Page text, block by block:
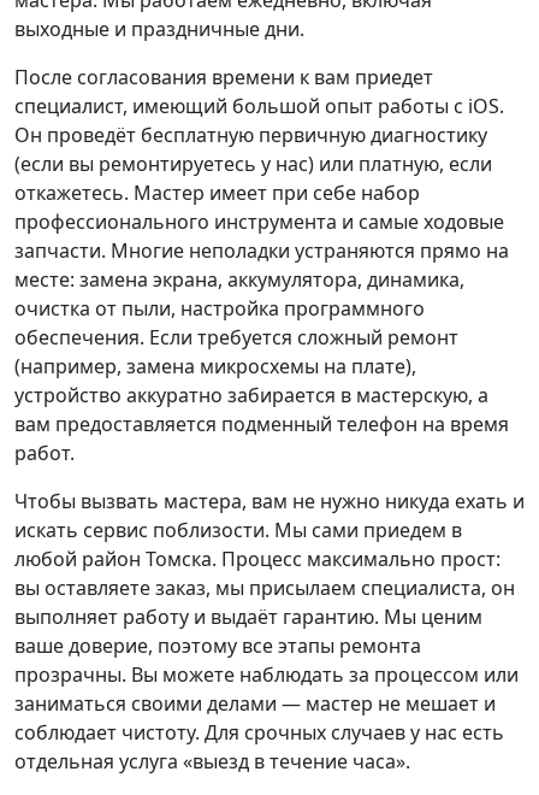
выходные и праздничные дни.
После согласования времени к вам приедет
специалист, имеющий большой опыт работы с iOS.
Он проведёт бесплатную первичную диагностику
(если вы ремонтируетесь у нас) или платную, если
откажетесь. Мастер имеет при себе набор
профессионального инструмента и самые ходовые
запчасти. Многие неполадки устраняются прямо на
месте: замена экрана, аккумулятора, динамика,
очистка от пыли, настройка программного
обеспечения. Если требуется сложный ремонт
(например, замена микросхемы на плате),
устройство аккуратно забирается в мастерскую, а
вам предоставляется подменный телефон на время
работ.
Чтобы вызвать мастера, вам не нужно никуда ехать и
искать сервис поблизости. Мы сами приедем в
любой район Томска. Процесс максимально прост:
вы оставляете заказ, мы присылаем специалиста, он
выполняет работу и выдаёт гарантию. Мы ценим
ваше доверие, поэтому все этапы ремонта
прозрачны. Вы можете наблюдать за процессом или
заниматься своими делами — мастер не мешает и
соблюдает чистоту. Для срочных случаев у нас есть
отдельная услуга «выезд в течение часа».